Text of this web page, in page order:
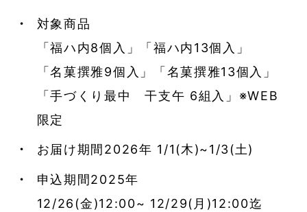
対象商品
「福ハ内8個入」「福ハ内13個入」
「名菓撰雅9個入」「名菓撰雅13個入」
「手づくり最中 干支午 6組入」※WEB
限定
お届け期間2026年 1/1(木)~1/3(土)
申込期間2025年
12/26(金)12:00~ 12/29(月)12:00迄